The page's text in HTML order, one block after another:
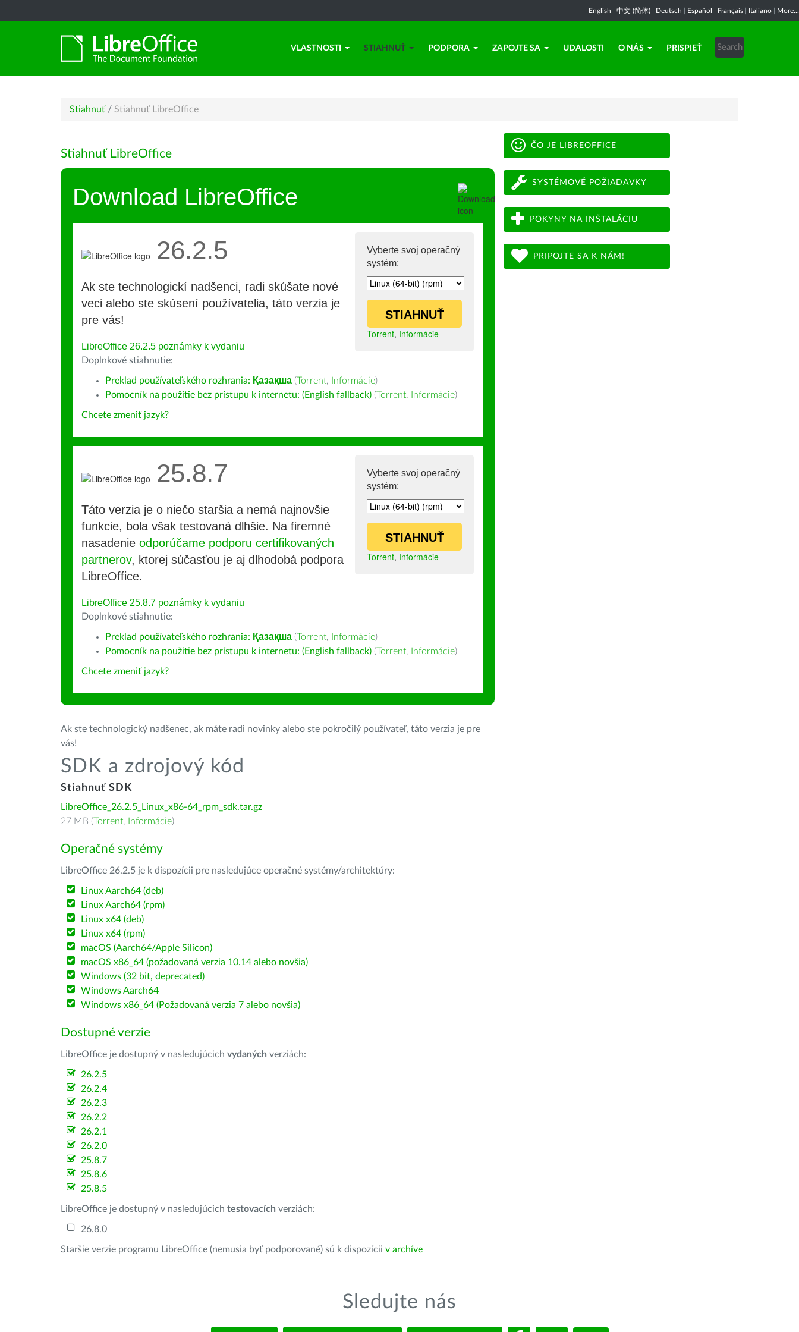
English 中文 (简体) Deutsch Español Français Italiano More...
VLASTNOSTI STIAHNUŤ PODPORA ZAPOJTE SA UDALOSTI O NÁS PRISPIEŤ
Stiahnuť / Stiahnuť LibreOffice
Stiahnuť LibreOffice
Download LibreOffice
Vyberte svoj operačný
systém:
STIAHNUŤ
Torrent, Informácie
26.2.5
Ak ste technologickí nadšenci, radi skúšate nové
veci alebo ste skúsení používatelia, táto verzia je
pre vás!
LibreOffice 26.2.5 poznámky k vydaniu
Doplnkové stiahnutie:
Preklad používateľského rozhrania: Қазақша (Torrent, Informácie)
Pomocník na použitie bez prístupu k internetu: (English fallback) (Torrent, Informácie)
Chcete zmeniť jazyk?
Vyberte svoj operačný
systém:
STIAHNUŤ
Torrent, Informácie
25.8.7
Táto verzia je o niečo staršia a nemá najnovšie
funkcie, bola však testovaná dlhšie. Na firemné
nasadenie odporúčame podporu certifikovaných
partnerov, ktorej súčasťou je aj dlhodobá podpora
LibreOffice.
LibreOffice 25.8.7 poznámky k vydaniu
Doplnkové stiahnutie:
Preklad používateľského rozhrania: Қазақша (Torrent, Informácie)
Pomocník na použitie bez prístupu k internetu: (English fallback) (Torrent, Informácie)
Chcete zmeniť jazyk?
Ak ste technologický nadšenec, ak máte radi novinky alebo ste pokročilý používateľ, táto verzia je pre
vás!
SDK a zdrojový kód
Stiahnuť SDK
LibreOffice_26.2.5_Linux_x86-64_rpm_sdk.tar.gz
27 MB (Torrent, Informácie)
Operačné systémy
LibreOffice 26.2.5 je k dispozícii pre nasledujúce operačné systémy/architektúry:
Linux Aarch64 (deb)
Linux Aarch64 (rpm)
Linux x64 (deb)
Linux x64 (rpm)
macOS (Aarch64/Apple Silicon)
macOS x86_64 (požadovaná verzia 10.14 alebo novšia)
Windows (32 bit, deprecated)
Windows Aarch64
Windows x86_64 (Požadovaná verzia 7 alebo novšia)
Dostupné verzie
LibreOffice je dostupný v nasledujúcich vydaných verziách:
26.2.5
26.2.4
26.2.3
26.2.2
26.2.1
26.2.0
25.8.7
25.8.6
25.8.5
LibreOffice je dostupný v nasledujúcich testovacích verziách:
26.8.0
Staršie verzie programu LibreOffice (nemusia byť podporované) sú k dispozícii v archíve
ČO JE LIBREOFFICE
SYSTÉMOVÉ POŽIADAVKY
POKYNY NA INŠTALÁCIU
PRIPOJTE SA K NÁM!
Sledujte nás